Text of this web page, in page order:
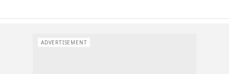
ADVERTISEMENT